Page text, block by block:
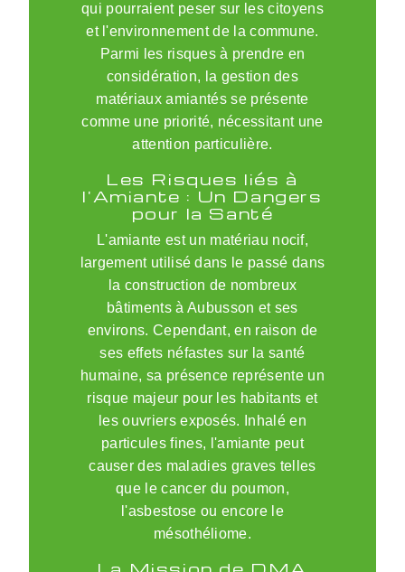
qui pourraient peser sur les citoyens
et l'environnement de la commune.
Parmi les risques à prendre en
considération, la gestion des
matériaux amiantés se présente
comme une priorité, nécessitant une
attention particulière.
Les Risques liés à
l'Amiante : Un Dangers
pour la Santé
L'amiante est un matériau nocif,
largement utilisé dans le passé dans
la construction de nombreux
bâtiments à Aubusson et ses
environs. Cependant, en raison de
ses effets néfastes sur la santé
humaine, sa présence représente un
risque majeur pour les habitants et
les ouvriers exposés. Inhalé en
particules fines, l'amiante peut
causer des maladies graves telles
que le cancer du poumon,
l'asbestose ou encore le
mésothéliome.